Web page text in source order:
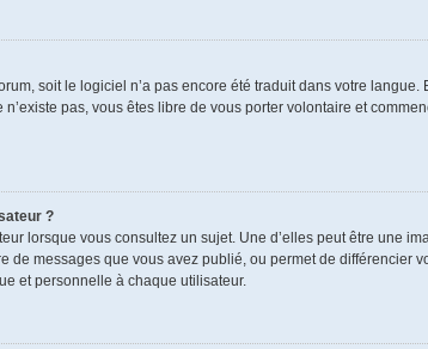
soit le logiciel n’a pas encore été traduit dans votre
pas, vous êtes libre de vous porter volontaire et
?
lorsque vous consultez un sujet. Une d’elles peut être une
de messages que vous avez publié, ou permet de différencier
et personnelle à chaque utilisateur.